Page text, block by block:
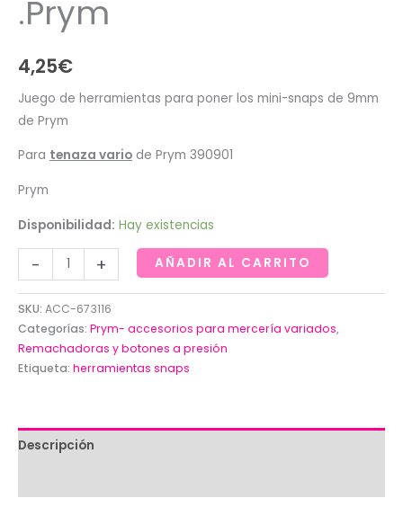
.Prym
4,25€
Juego de herramientas para poner los mini-snaps de 9mm
de Prym
Para tenaza vario de Prym 390901
Prym
Disponibilidad: Hay existencias
-
de
herramientas
para
poner
snaps
.Prym
+ AÑADIR AL CARRITO
SKU: ACC-673116
Categorías: Prym- accesorios para mercería variados,
Remachadoras y botones a presión
Etiqueta: herramientas snaps
Descripción